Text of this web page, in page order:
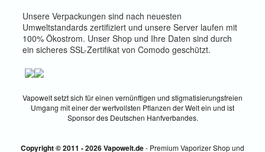
Unsere Verpackungen sind nach neuesten
Umweltstandards zertifiziert und unsere Server laufen mit
100% Ökostrom. Unser Shop und Ihre Daten sind durch
ein sicheres SSL-Zertifikat von Comodo geschützt.
Vapowelt setzt sich für einen vernünftigen und stigmatisierungsfreien
Umgang mit einer der wertvollsten Pflanzen der Welt ein und ist
Sponsor des Deutschen Hanfverbandes.
Copyright © 2011 - 2026 Vapowelt.de- Premium Vaporizer Shop und